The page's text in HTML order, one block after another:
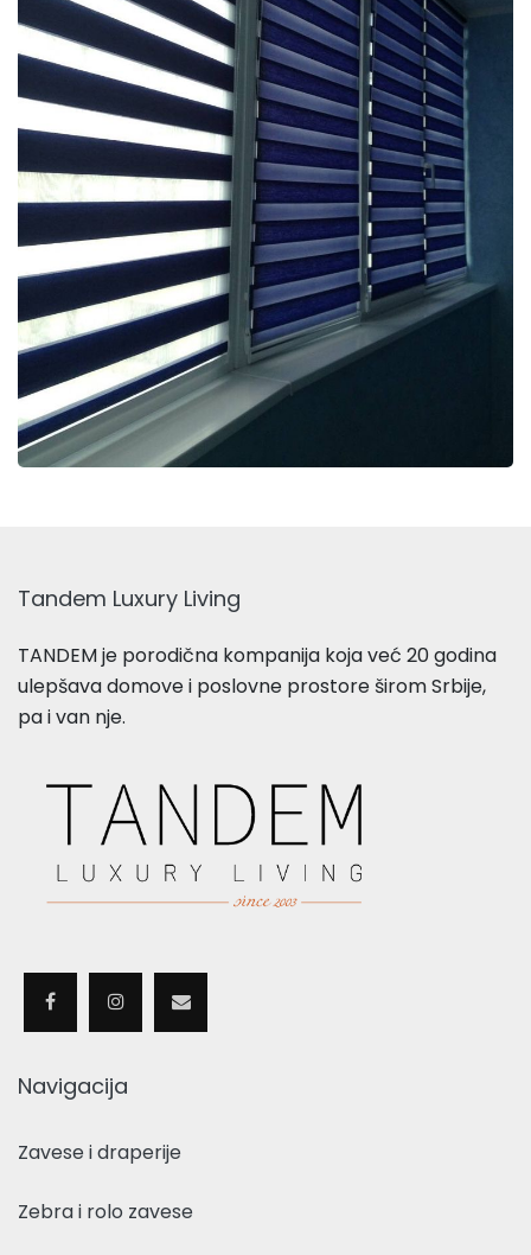
Tandem Luxury Living
TANDEM je porodična kompanija koja već 20 godina
ulepšava domove i poslovne prostore širom Srbije,
pa i van nje.
Navigacija
Zavese i draperije
Zebra i rolo zavese